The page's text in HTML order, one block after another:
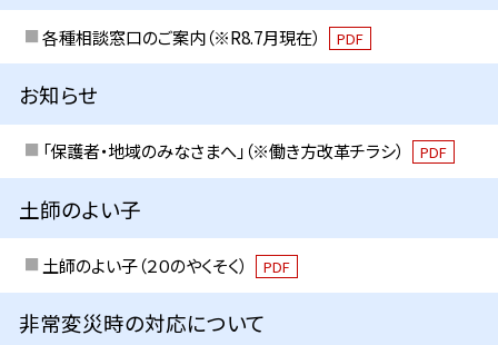
各種相談窓口のご案内（※R8.7月現在） PDF
お知らせ
「保護者・地域のみなさまへ」（※働き方改革チラシ） PDF
土師のよい子
土師のよい子（２０のやくそく） PDF
非常変災時の対応について